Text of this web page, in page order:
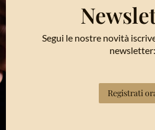
Segui le nostre novità
newsletter:
Registrati